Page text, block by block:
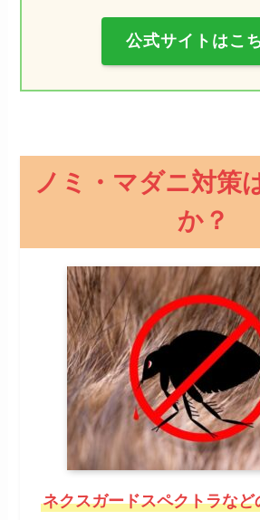
公式サイトはこ
ノミ・マダニ対策
か？
ネクスガードスペクトラなど